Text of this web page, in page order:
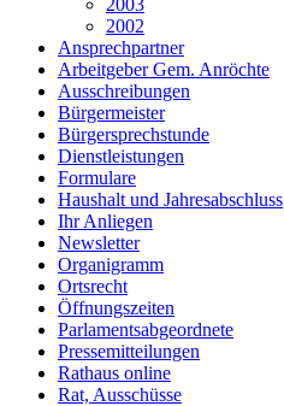
2003
2002
Ansprechpartner
Arbeitgeber Gem. Anröchte
Ausschreibungen
Bürgermeister
Bürgersprechstunde
Dienstleistungen
Formulare
Haushalt und Jahresabschluss
Ihr Anliegen
Newsletter
Organigramm
Ortsrecht
Öffnungszeiten
Parlamentsabgeordnete
Pressemitteilungen
Rathaus online
Rat, Ausschüsse